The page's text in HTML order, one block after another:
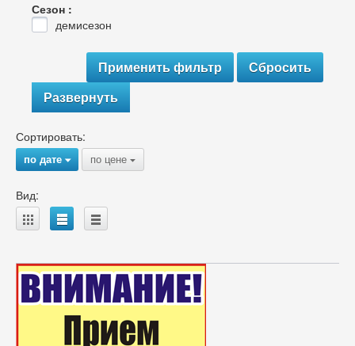
Сезон :
демисезон
Развернуть
Сортировать:
по дате{ по цене {
Вид:
A B C